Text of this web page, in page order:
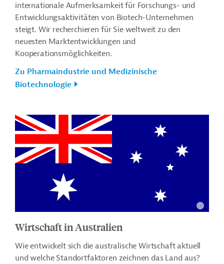
internationale Aufmerksamkeit für Forschungs- und
Entwicklungsaktivitäten von Biotech-Unternehmen
steigt. Wir recherchieren für Sie weltweit zu den
neuesten Marktentwicklungen und
Kooperationsmöglichkeiten.
Zu Pharmaindustrie und Medizinische
Biotechnologie
Wirtschaft in Australien
Wie entwickelt sich die australische Wirtschaft aktuell
und welche Standortfaktoren zeichnen das Land aus?